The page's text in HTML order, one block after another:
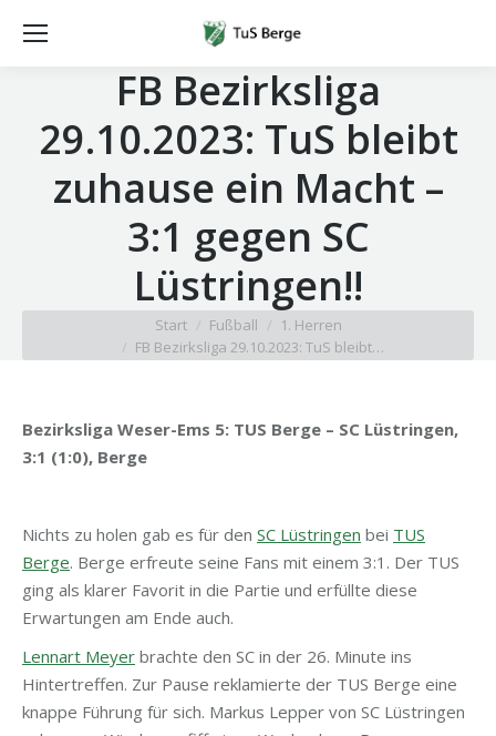
FB Bezirksliga
29.10.2023: TuS bleibt
zuhause ein Macht –
3:1 gegen SC
Lüstringen!!
Sie befinden sich hier:
Start Fußball
1. Herren
FB Bezirksliga 29.10.2023: TuS bleibt…
Bezirksliga Weser-Ems 5: TUS Berge – SC Lüstringen,
3:1 (1:0), Berge
Nichts zu holen gab es für den SC Lüstringen bei TUS
Berge. Berge erfreute seine Fans mit einem 3:1. Der TUS
ging als klarer Favorit in die Partie und erfüllte diese
Erwartungen am Ende auch.
Lennart Meyer brachte den SC in der 26. Minute ins
Hintertreffen. Zur Pause reklamierte der TUS Berge eine
knappe Führung für sich. Markus Lepper von SC Lüstringen